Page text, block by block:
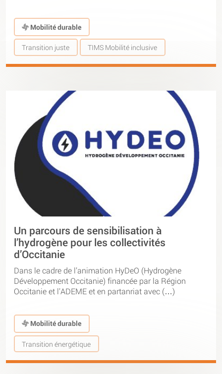
Mobilité durable
Transition juste TIMS Mobilité inclusive
Un parcours de sensibilisation à
l’hydrogène pour les collectivités
d’Occitanie
Dans le cadre de l’animation HyDeO (Hydrogène
Développement Occitanie) financée par la Région
Occitanie et l’ADEME et en partanriat avec (…)
Mobilité durable
Transition énergétique